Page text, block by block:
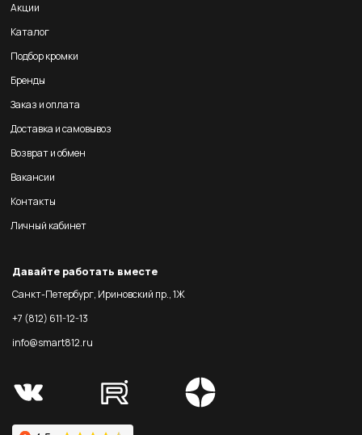
Акции
Каталог
Подбор кромки
Бренды
Заказ и оплата
Доставка и самовывоз
Возврат и обмен
Вакансии
Контакты
Личный кабинет
Давайте работать вместе
Санкт-Петербург, Ириновский пр., 1Ж
+7 (812) 611-12-13
info@smart812.ru